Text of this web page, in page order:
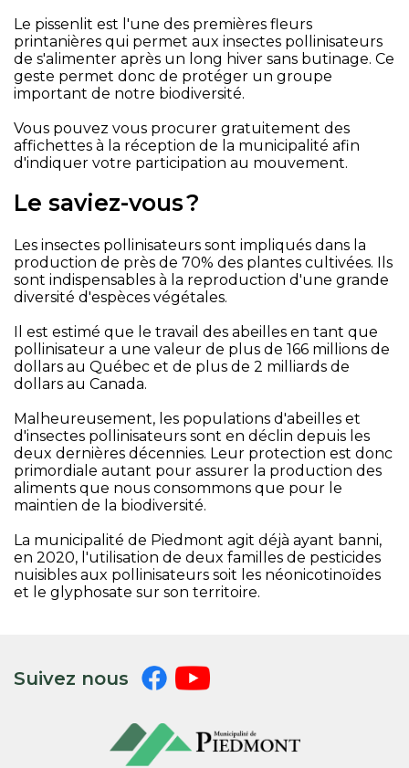
Le pissenlit est l'une des premières fleurs
printanières qui permet aux insectes pollinisateurs
de s'alimenter après un long hiver sans butinage. Ce
geste permet donc de protéger un groupe
important de notre biodiversité.
Vous pouvez vous procurer gratuitement des
affichettes à la réception de la municipalité afin
d'indiquer votre participation au mouvement.
Le saviez-vous?
Les insectes pollinisateurs sont impliqués dans la
production de près de 70% des plantes cultivées. Ils
sont indispensables à la reproduction d'une grande
diversité d'espèces végétales.
Il est estimé que le travail des abeilles en tant que
pollinisateur a une valeur de plus de 166 millions de
dollars au Québec et de plus de 2 milliards de
dollars au Canada.
Malheureusement, les populations d'abeilles et
d'insectes pollinisateurs sont en déclin depuis les
deux dernières décennies. Leur protection est donc
primordiale autant pour assurer la production des
aliments que nous consommons que pour le
maintien de la biodiversité.
La municipalité de Piedmont agit déjà ayant banni,
en 2020, l'utilisation de deux familles de pesticides
nuisibles aux pollinisateurs soit les néonicotinoïdes
et le glyphosate sur son territoire.
Suivez nous